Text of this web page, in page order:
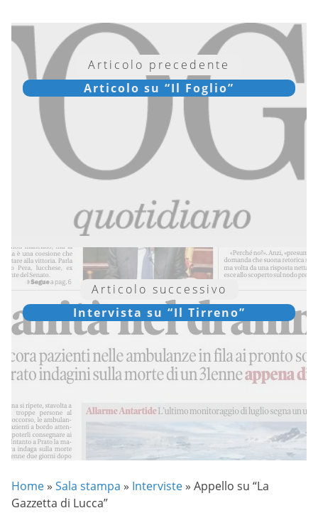
Articolo precedente
Articolo su “Il Foglio”
Articolo successivo
Intervista su “Il Tirreno”
Home » Sala stampa » Interviste » Appello su “La
Gazzetta di Lucca”